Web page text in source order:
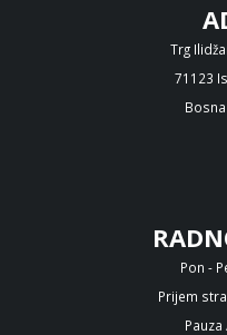
Trg
71123
Pon -
Prijem